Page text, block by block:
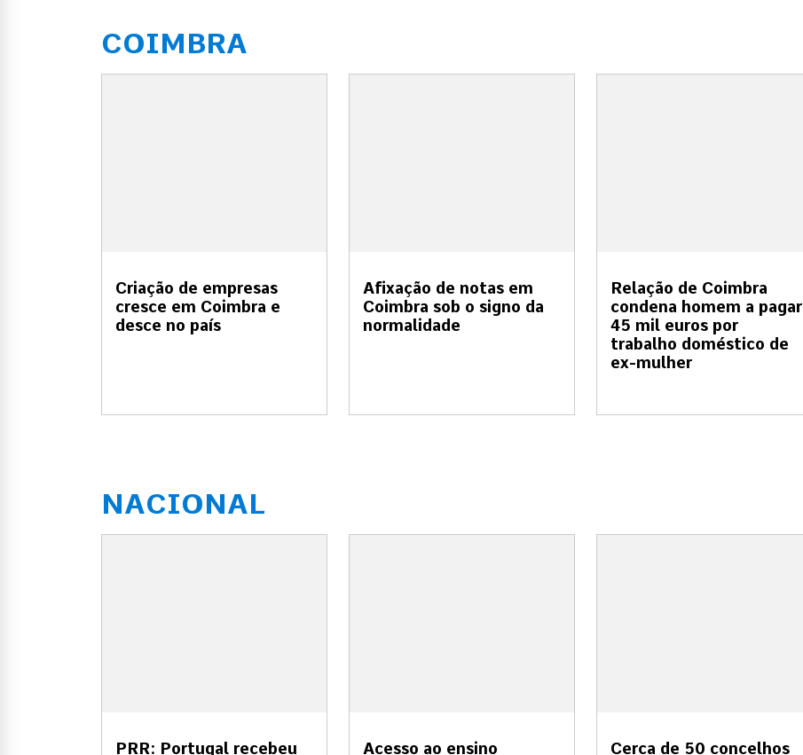
COIMBRA
Criação de empresas
cresce em Coimbra e
desce no país
Afixação de notas em
Coimbra sob o signo da
normalidade
Relação de Coimbra
condena homem a pagar
45 mil euros por
trabalho doméstico de
ex-mulher
NACIONAL
PRR: Portugal recebeu Acesso ao ensino Cerca de 50 concelhos